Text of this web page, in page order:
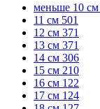
меньше 10 см
11 см 501
12 см 371
13 см 371
14 см 306
15 см 210
16 см 122
17 см 124